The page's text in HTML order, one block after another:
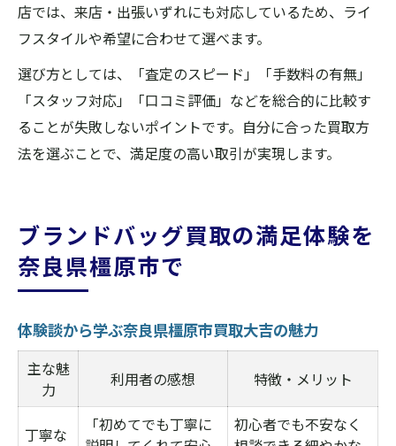
店では、来店・出張いずれにも対応しているため、ライ
フスタイルや希望に合わせて選べます。
選び方としては、「査定のスピード」「手数料の有無」
「スタッフ対応」「口コミ評価」などを総合的に比較す
ることが失敗しないポイントです。自分に合った買取方
法を選ぶことで、満足度の高い取引が実現します。
ブランドバッグ買取の満足体験を
奈良県橿原市で
体験談から学ぶ奈良県橿原市買取大吉の魅力
主な魅
力
利用者の感想 特徴・メリット
丁寧な
「初めてでも丁寧に
初心者でも不安なく